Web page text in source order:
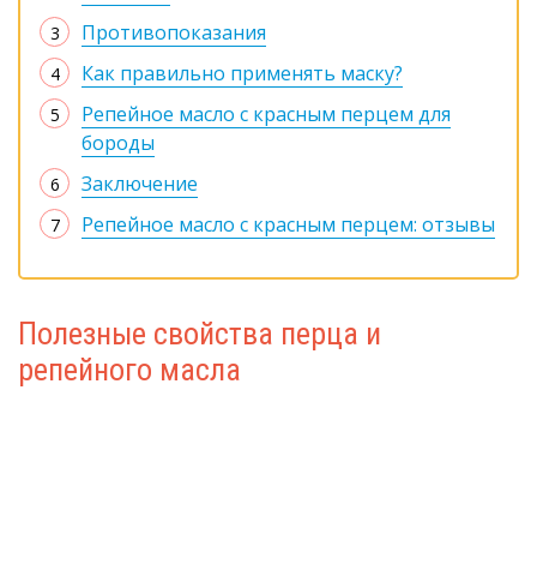
Противопоказания
Как правильно применять маску?
Репейное масло с красным перцем для
бороды
Заключение
Репейное масло с красным перцем: отзывы
Полезные свойства перца и
репейного масла